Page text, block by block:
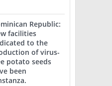
Republic:
facilities
to the
of virus-
potato seeds
been